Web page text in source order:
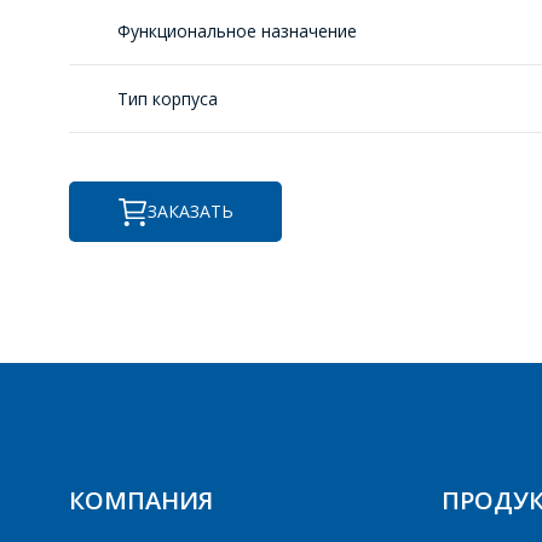
Функциональное назначение
Тип корпуса
ЗАКАЗАТЬ
КОМПАНИЯ